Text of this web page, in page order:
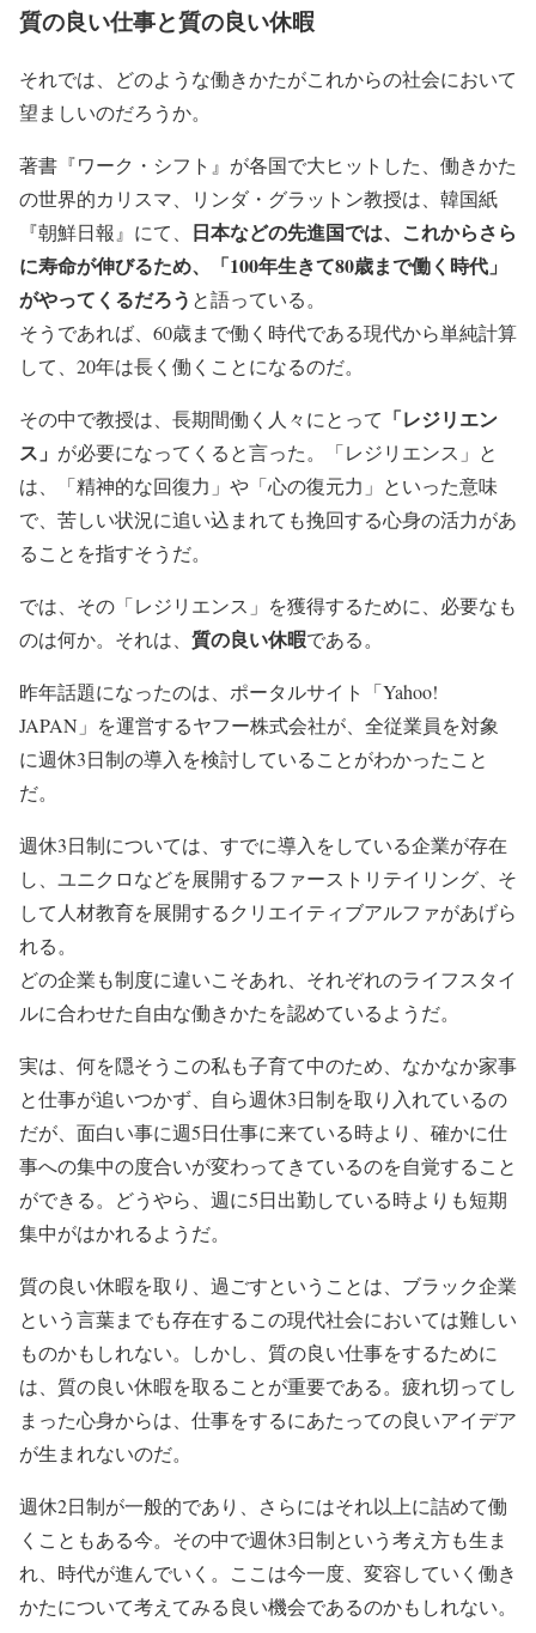
質の良い仕事と質の良い休暇
それでは、どのような働きかたがこれからの社会において
望ましいのだろうか。
著書『ワーク・シフト』が各国で大ヒットした、働きかた
の世界的カリスマ、リンダ・グラットン教授は、韓国紙
『朝鮮日報』にて、 日本などの先進国では、これからさら
に寿命が伸びるため、「100年生きて80歳まで働く時代」
がやってくるだろう と語っている。
そうであれば、60歳まで働く時代である現代から単純計算
して、20年は長く働くことになるのだ。
その中で教授は、長期間働く人々にとって 「レジリエン
ス」 が必要になってくると言った。「レジリエンス」と
は、「精神的な回復力」や「心の復元力」といった意味
で、苦しい状況に追い込まれても挽回する心身の活力があ
ることを指すそうだ。
では、その「レジリエンス」を獲得するために、必要なも
のは何か。それは、 質の良い休暇である。
昨年話題になったのは、ポータルサイト「Yahoo!
JAPAN」を運営するヤフー株式会社が、全従業員を対象
に週休3日制の導入を検討していることがわかったこと
だ。
週休3日制については、すでに導入をしている企業が存在
し、ユニクロなどを展開するファーストリテイリング、そ
して人材教育を展開するクリエイティブアルファがあげら
れる。
どの企業も制度に違いこそあれ、それぞれのライフスタイ
ルに合わせた自由な働きかたを認めているようだ。
実は、何を隠そうこの私も子育て中のため、なかなか家事
と仕事が追いつかず、自ら週休3日制を取り入れているの
だが、面白い事に週5日仕事に来ている時より、確かに仕
事への集中の度合いが変わってきているのを自覚すること
ができる。どうやら、週に5日出勤している時よりも短期
集中がはかれるようだ。
質の良い休暇を取り、過ごすということは、ブラック企業
という言葉までも存在するこの現代社会においては難しい
ものかもしれない。しかし、質の良い仕事をするために
は、質の良い休暇を取ることが重要である。疲れ切ってし
まった心身からは、仕事をするにあたっての良いアイデア
が生まれないのだ。
週休2日制が一般的であり、さらにはそれ以上に詰めて働
くこともある今。その中で週休3日制という考え方も生ま
れ、時代が進んでいく。ここは今一度、変容していく働き
かたについて考えてみる良い機会であるのかもしれない。